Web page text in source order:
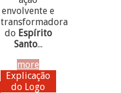
envolvente e
transformadora
do Espírito
Santo...
more
Explicação
do Logo